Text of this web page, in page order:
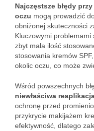
Najczęstsze błędy
oczu mogą prowadzić
obniżonej skuteczności
Kluczowymi
zbyt mała ilość
stosowania kremów
okolic oczu, co może
Wśród powszechnych
niewłaściwa
ochronę przed
przykrycie makijażem
efektywność, dlatego